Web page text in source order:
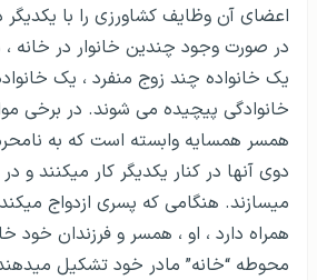
اعضای آن وظایف کشاورزی را با یکدیگر
در صورت وجود چندین خانوار در خانه
یک خانواده چند زوج منفرد ، یک
خانوادگی پیچیده می شوند. در برخی
همسر همسایه وابسته است که به
دوی آنها در کنار یکدیگر کار می­کنند و در
می­سازند. هنگامی که پسری ازدواج
همراه دارد ، او ، همسر و فرزندان خود
محوطه “خانه” مادر خود تشکیل